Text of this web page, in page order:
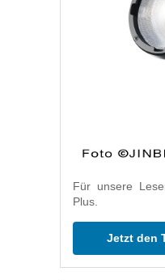
Für unsere
Plus.
Jetzt den